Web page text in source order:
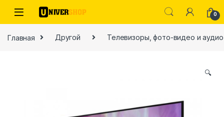
Skip to navigation
Skip to content
0
Главная Другой Телевизоры, фото-видео и аудио
🔍